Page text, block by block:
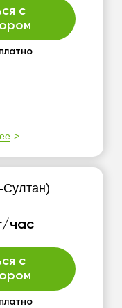
с
Султан)
час
с